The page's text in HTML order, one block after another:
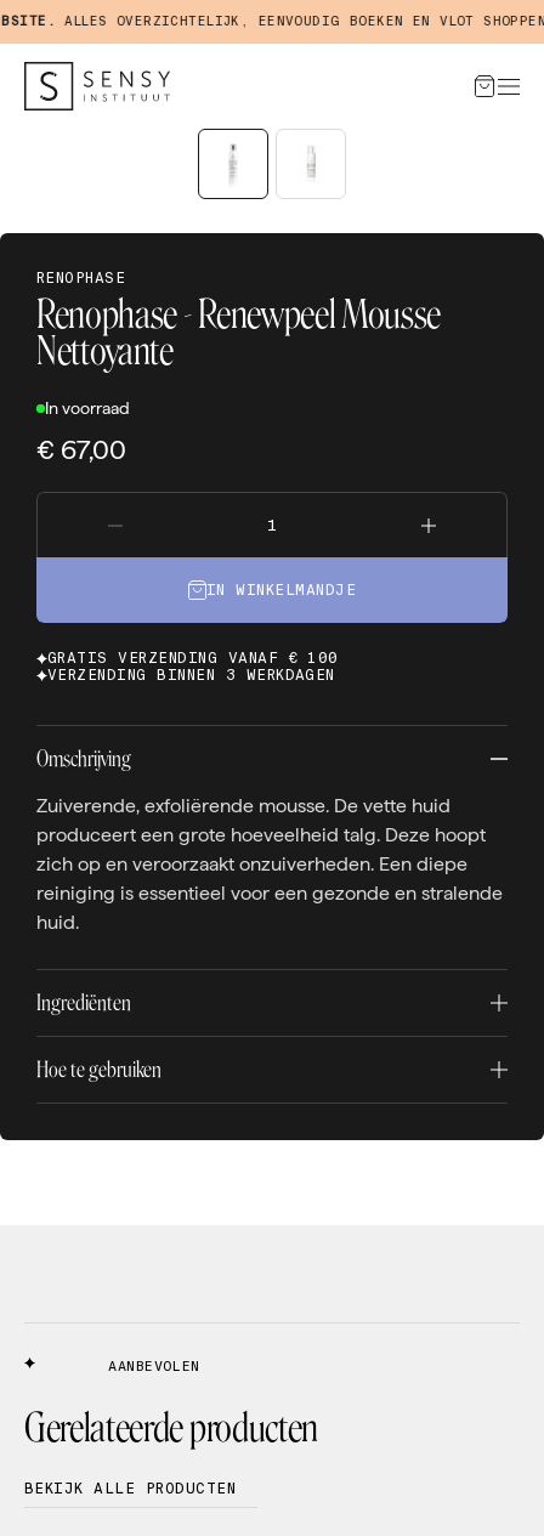
ALLES OVERZICHTELIJK, EENVOUDIG BOEKEN EN VLOT SHOPPEN
RENOPHASE
Renophase - Renewpeel Mousse
Nettoyante
In voorraad
€ 67,00
IN WINKELMANDJE
GRATIS VERZENDING VANAF € 100
VERZENDING BINNEN 3 WERKDAGEN
Omschrijving
Zuiverende, exfoliërende mousse. De vette huid
produceert een grote hoeveelheid talg. Deze hoopt
zich op en veroorzaakt onzuiverheden. Een diepe
reiniging is essentieel voor een gezonde en stralende
huid.
Ingrediënten
Hoe te gebruiken
AANBEVOLEN
Gerelateerde producten
BEKIJK ALLE PRODUCTEN